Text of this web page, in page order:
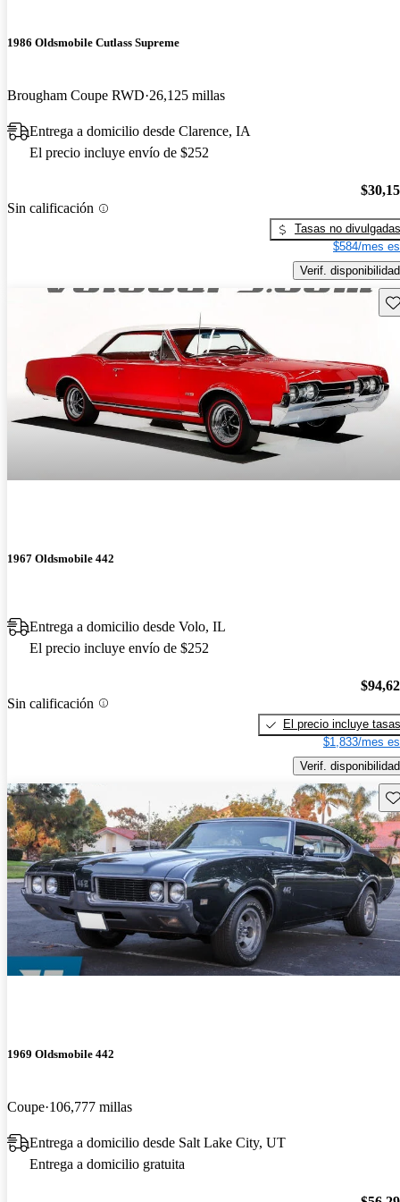
1986 Oldsmobile Cutlass Supreme
Brougham Coupe RWD 26,125 millas
Entrega a domicilio desde Clarence, IA
El precio incluye envío de $252
Sin calificación
Tasas no divulgadas
$584/mes
Verif. disponibilidad
1967 Oldsmobile 442
Entrega a domicilio desde Volo, IL
El precio incluye envío de $252
Sin calificación
El precio incluye tasas
$1,833/mes
Verif. disponibilidad
1969 Oldsmobile 442
Coupe 106,777 millas
Entrega a domicilio desde Salt Lake City, UT
Entrega a domicilio gratuita